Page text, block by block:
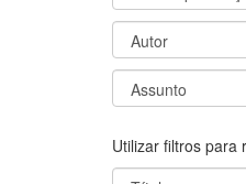
Utilizar filtros para